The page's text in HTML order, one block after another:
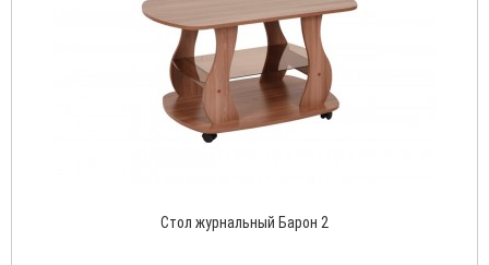
Стол журнальный Барон 2